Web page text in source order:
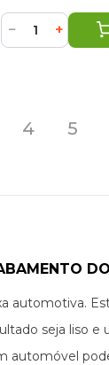
− +
4 5
automotiva.
seja liso
automóvel